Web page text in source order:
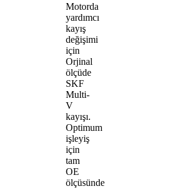
Motorda
yardımcı
kayış
değişimi
için
Orjinal
ölçüde
SKF
Multi-
V
kayışı.
Optimum
işleyiş
için
tam
OE
ölçüsünde